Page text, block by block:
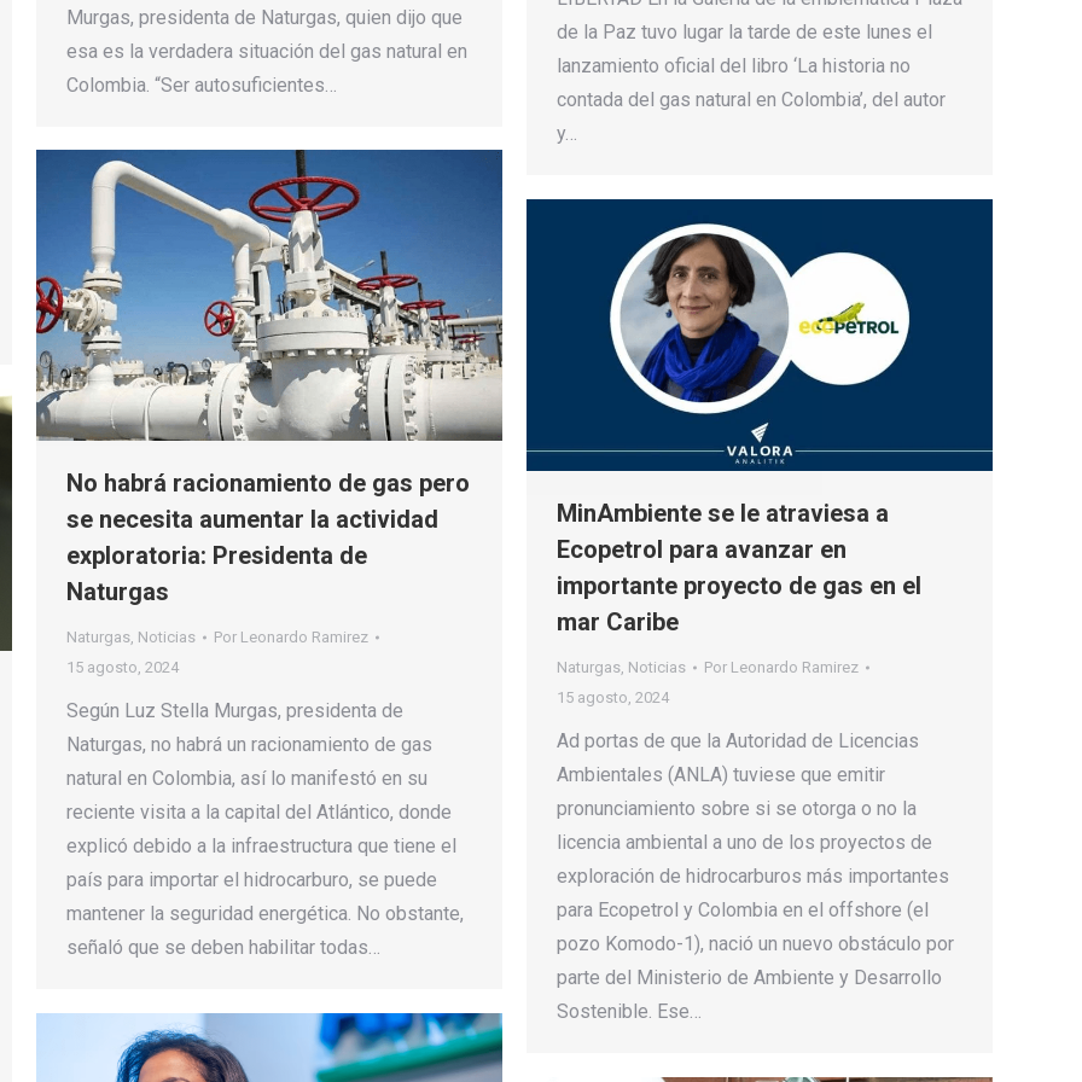
Murgas, presidenta de Naturgas, quien dijo que
esa es la verdadera situación del gas natural en
Colombia. “Ser autosuficientes…
de la Paz tuvo lugar la tarde de este lunes el
lanzamiento oficial del libro ‘La historia no
contada del gas natural en Colombia’, del autor
y…
No habrá racionamiento de gas pero
se necesita aumentar la actividad
exploratoria: Presidenta de
Naturgas
Naturgas, Noticias Por Leonardo Ramirez
15 agosto, 2024
Según Luz Stella Murgas, presidenta de
Naturgas, no habrá un racionamiento de gas
natural en Colombia, así lo manifestó en su
reciente visita a la capital del Atlántico, donde
explicó debido a la infraestructura que tiene el
país para importar el hidrocarburo, se puede
mantener la seguridad energética. No obstante,
señaló que se deben habilitar todas…
MinAmbiente se le atraviesa a
Ecopetrol para avanzar en
importante proyecto de gas en el
mar Caribe
Naturgas, Noticias Por Leonardo Ramirez
15 agosto, 2024
Ad portas de que la Autoridad de Licencias
Ambientales (ANLA) tuviese que emitir
pronunciamiento sobre si se otorga o no la
licencia ambiental a uno de los proyectos de
exploración de hidrocarburos más importantes
para Ecopetrol y Colombia en el offshore (el
pozo Komodo-1), nació un nuevo obstáculo por
parte del Ministerio de Ambiente y Desarrollo
Sostenible. Ese…